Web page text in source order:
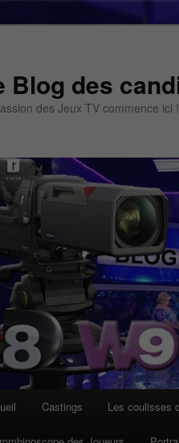
Blog des
des Jeux TV commence ici !
Castings Les coulisses